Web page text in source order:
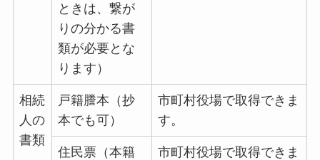
ときは、繋が
りの分かる書
類が必要とな
ります）
相続
人の
書類
戸籍謄本（抄
本でも可）
市町村役場で取得できま
す。
住民票（本籍
市町村役場で取得できま